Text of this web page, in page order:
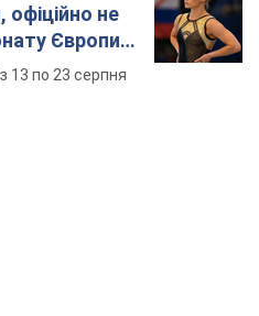
офіційно не
Європи
13 по 23 серпня